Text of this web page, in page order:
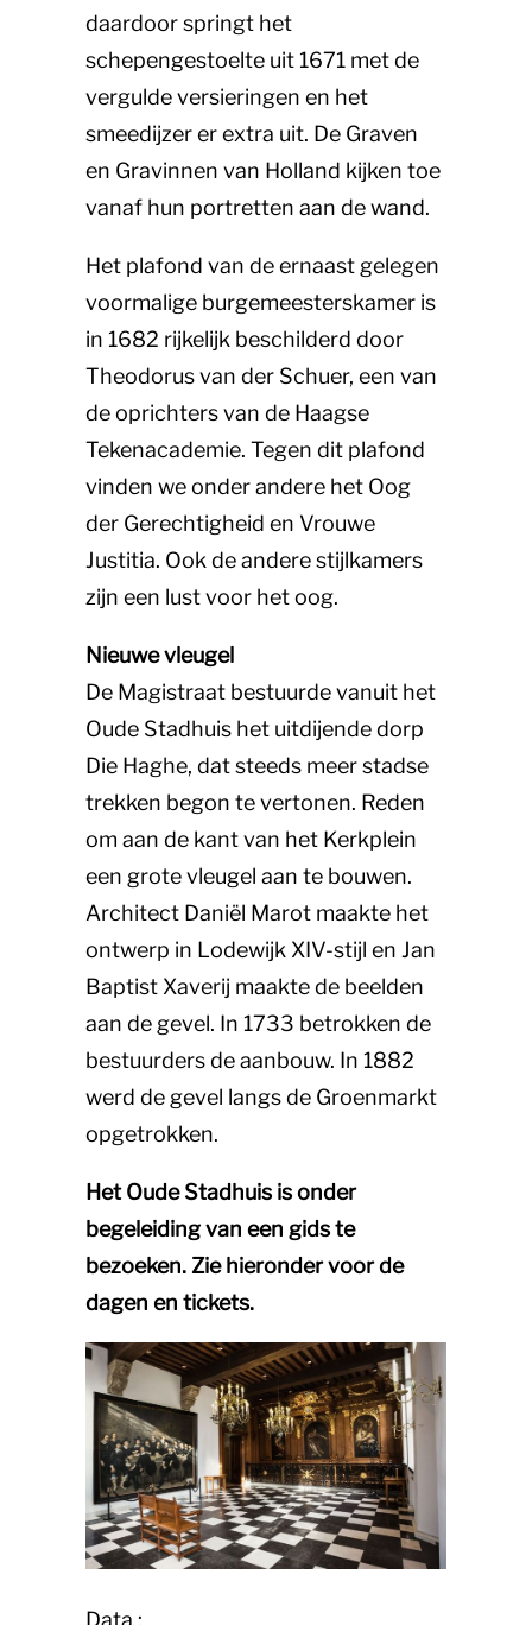
daardoor springt het
schepengestoelte uit 1671 met de
vergulde versieringen en het
smeedijzer er extra uit. De Graven
en Gravinnen van Holland kijken toe
vanaf hun portretten aan de wand.
Het plafond van de ernaast gelegen
voormalige burgemeesterskamer is
in 1682 rijkelijk beschilderd door
Theodorus van der Schuer, een van
de oprichters van de Haagse
Tekenacademie. Tegen dit plafond
vinden we onder andere het Oog
der Gerechtigheid en Vrouwe
Justitia. Ook de andere stijlkamers
zijn een lust voor het oog.
Nieuwe vleugel
De Magistraat bestuurde vanuit het
Oude Stadhuis het uitdijende dorp
Die Haghe, dat steeds meer stadse
trekken begon te vertonen. Reden
om aan de kant van het Kerkplein
een grote vleugel aan te bouwen.
Architect Daniël Marot maakte het
ontwerp in Lodewijk XIV-stijl en Jan
Baptist Xaverij maakte de beelden
aan de gevel. In 1733 betrokken de
bestuurders de aanbouw. In 1882
werd de gevel langs de Groenmarkt
opgetrokken.
Het Oude Stadhuis is onder
begeleiding van een gids te
bezoeken. Zie hieronder voor de
dagen en tickets.
Data :